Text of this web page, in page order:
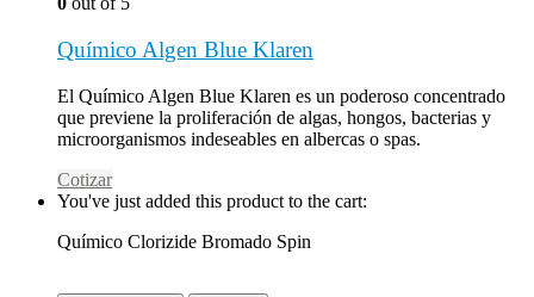
Químico Algen Blue Klaren
El Químico Algen Blue Klaren es un poderoso concentrado
que previene la proliferación de algas, hongos, bacterias y
microorganismos indeseables en albercas o spas.
Cotizar
You've just added this product to the cart:
Químico Clorizide Bromado Spin